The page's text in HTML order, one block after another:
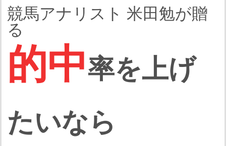
競馬アナリスト 米田勉が贈
る
的中率を上げ
たいなら